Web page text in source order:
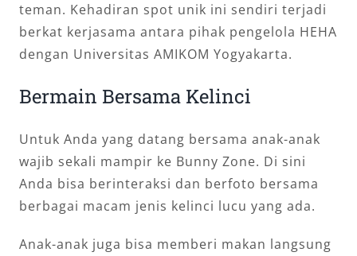
teman. Kehadiran spot unik ini sendiri terjadi
berkat kerjasama antara pihak pengelola HEHA
dengan Universitas AMIKOM Yogyakarta.
Bermain Bersama Kelinci
Untuk Anda yang datang bersama anak-anak
wajib sekali mampir ke Bunny Zone. Di sini
Anda bisa berinteraksi dan berfoto bersama
berbagai macam jenis kelinci lucu yang ada.
Anak-anak juga bisa memberi makan langsung